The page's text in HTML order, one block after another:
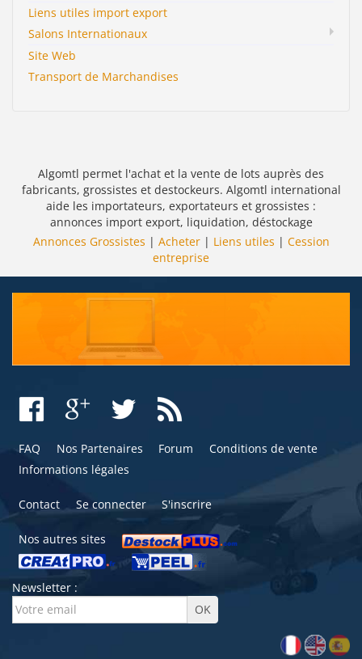
Liens utiles import export
Salons Internationaux
Site Web
Transport de Marchandises
Algomtl permet l'achat et la vente de lots auprès des
fabricants, grossistes et destockeurs. Algomtl international
aide les importateurs, exportateurs et grossistes :
annonces import export, liquidation, déstockage
Annonces Grossistes | Acheter| Liens utiles | Cession
entreprise
FAQ Nos Partenaires Forum
Conditions de vente
Informations légales
Contact Se connecter S'inscrire
Nos autres sites
Newsletter :